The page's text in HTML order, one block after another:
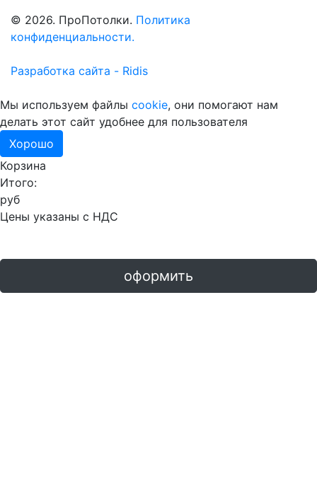
© 2026. ПроПотолки. Политика
конфиденциальности.
Разработка сайта - Ridis
Мы используем файлы cookie, они помогают нам
делать этот сайт удобнее для пользователя
Хорошо
Корзина
Итого:
руб
Цены указаны с НДС
оформить